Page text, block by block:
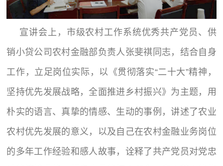
宣讲会上，市级农村工作系统优秀共产党员、供
销小贷公司农村金融部负责人张斐祺同志，结合自身
工作，立足岗位实际，以《贯彻落实“二十大”精神，
坚持优先发展战略，全面推进乡村振兴》为主题，用
朴实的语言、真挚的情感、生动的事例，讲述了农业
农村优先发展的意义，以及自己在农村金融业务岗位
的多年工作经验和感人故事，诠释了共产党员对党忠